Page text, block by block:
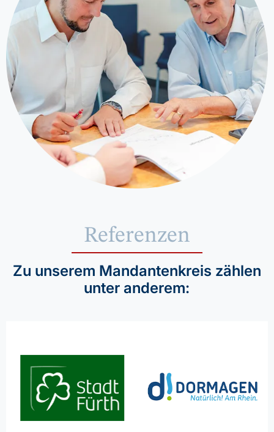
Referenzen
Zu unserem Mandantenkreis zählen
unter anderem: